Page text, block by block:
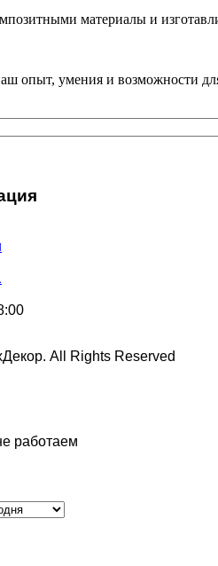
материалы и
опыт, умения и возможности
All Rights Reserved
работаем